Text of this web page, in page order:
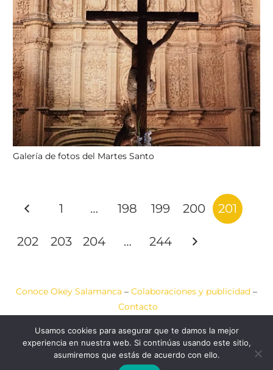
Galería de fotos del Martes Santo
1 … 198 199 200 201
202 203 204 … 244
Conoce Okey Salamanca – Colaboraciones y publicidad –
Contacto
Aviso Legal –Política de Cookies–Política de Privacidad
2020-2026 © Okey
Web diseñada por
Usamos cookies para asegurar que te damos la mejor
experiencia en nuestra web. Si continúas usando este sitio,
asumiremos que estás de acuerdo con ello.